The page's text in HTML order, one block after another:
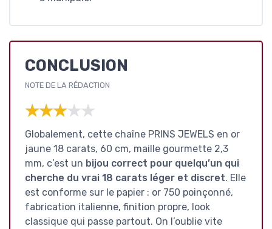
CONCLUSION
NOTE DE LA RÉDACTION
★★★★★
★★★★★
Globalement, cette chaîne PRINS JEWELS en or
jaune 18 carats, 60 cm, maille gourmette 2,3
mm, c’est un bijou correct pour quelqu’un qui
cherche du vrai 18 carats léger et discret. Elle
est conforme sur le papier : or 750 poinçonné,
fabrication italienne, finition propre, look
classique qui passe partout. On l’oublie vite